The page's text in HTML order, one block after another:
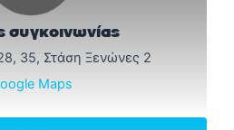
συγκοινωνίας
35, Στάση Ξενώνες 2
Maps